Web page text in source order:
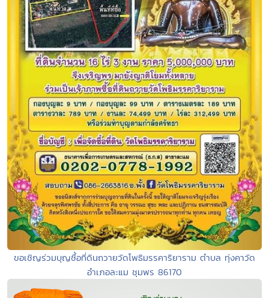
ขอเชิญร่วมบุญซื้อที่ดินถวายวัดโพธิมรรคาริยาราม ตำบล ทุ่งคาวัด
อำเภอละแม ชุมพร 86170